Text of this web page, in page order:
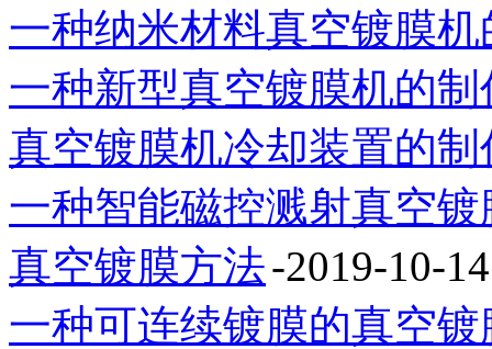
一种纳米材料真空镀膜
一种新型真空镀膜机的制
真空镀膜机冷却装置的制
一种智能磁控溅射真空
真空镀膜方法-2019-10-14
一种可连续镀膜的真空